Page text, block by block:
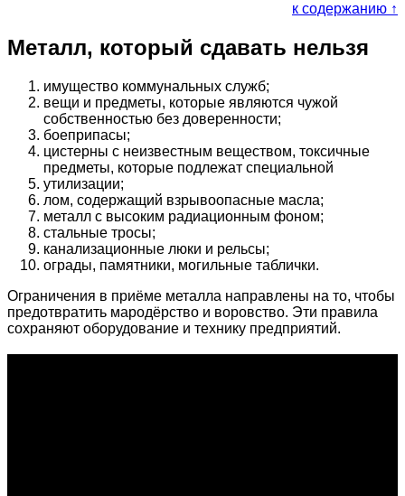
к содержанию ↑
Металл, который сдавать нельзя
имущество коммунальных служб;
вещи и предметы, которые являются чужой
собственностью без доверенности;
боеприпасы;
цистерны с неизвестным веществом, токсичные
предметы, которые подлежат специальной
утилизации;
лом, содержащий взрывоопасные масла;
металл с высоким радиационным фоном;
стальные тросы;
канализационные люки и рельсы;
ограды, памятники, могильные таблички.
Ограничения в приёме металла направлены на то, чтобы
предотвратить мародёрство и воровство. Эти правила
сохраняют оборудование и технику предприятий.